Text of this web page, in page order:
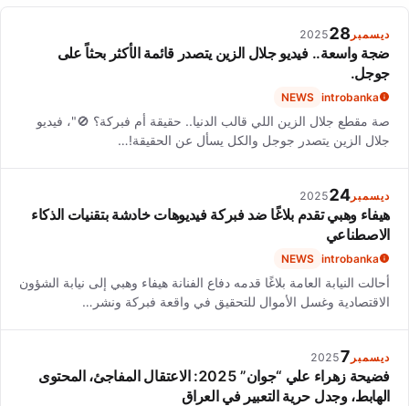
record while developing her craft.
ديسمبر 28
2025
ضجة واسعة.. فيديو جلال الزين يتصدر قائمة الأكثر بحثاً على
جوجل.
introbanka
NEWS
صة مقطع جلال الزين اللي قالب الدنيا.. حقيقة أم فبركة؟ 🚫"، فيديو
جلال الزين يتصدر جوجل والكل يسأل عن الحقيقة!…
ديسمبر 24
2025
هيفاء وهبي تقدم بلاغًا ضد فبركة فيديوهات خادشة بتقنيات الذكاء
الاصطناعي
introbanka
NEWS
أحالت النيابة العامة بلاغًا قدمه دفاع الفنانة هيفاء وهبي إلى نيابة الشؤون
الاقتصادية وغسل الأموال للتحقيق في واقعة فبركة ونشر…
ديسمبر 7
2025
فضيحة زهراء علي “جوان” 2025: الاعتقال المفاجئ، المحتوى
الهابط، وجدل حرية التعبير في العراق